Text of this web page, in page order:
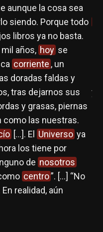
aunque la cosa sea
siendo. Porque todo
libros ya no basta.
años, hoy se
corriente , un
doradas faldas y
tras dejarnos sus
y grasas, piernas
como las nuestras.
[…]. El Universo ya
los tiene por
de nosotros
centro”. […] “No
realidad, aún
y